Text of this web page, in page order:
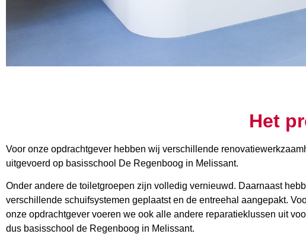
Het
Voor onze opdrachtgever hebben wij verschillende
uitgevoerd op basisschool De Regenboog in Melissant.
Onder andere de toiletgroepen zijn volledig vernieuwd. Daarnaast
verschillende schuifsystemen geplaatst en de entreehal aangepakt.
onze opdrachtgever voeren we ook alle andere reparatieklussen uit
dus basisschool de Regenboog in Melissant.